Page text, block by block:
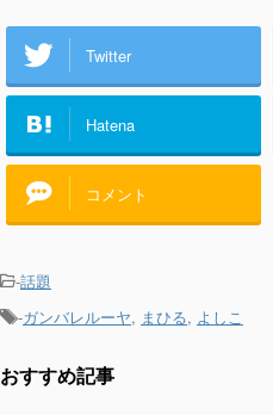
Twitter
Hatena
コメント
-話題
-ガンバレルーヤ, まひる, よしこ
おすすめ記事